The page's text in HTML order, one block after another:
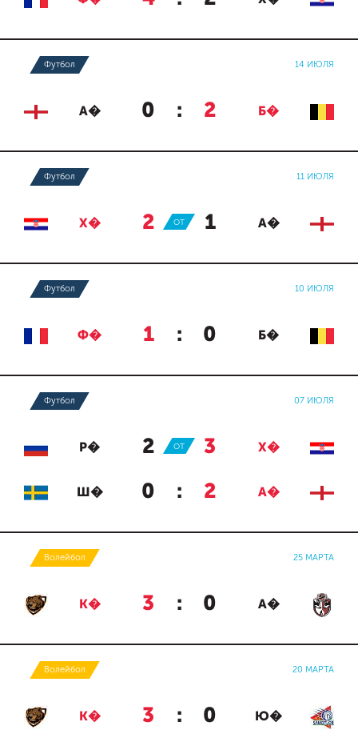
Футбол 14 ИЮЛЯ
А� 0 : 2 Б�
Футбол 11 ИЮЛЯ
Х� 2 : 1 А�
ОТ
Футбол 10 ИЮЛЯ
Ф� 1 : 0 Б�
Футбол 07 ИЮЛЯ
Р� 2 : 3 Х�
ОТ
Ш� 0 : 2 А�
Волейбол 25 МАРТА
К� 3 : 0 А�
Волейбол 20 МАРТА
К� 3 : 0 Ю�